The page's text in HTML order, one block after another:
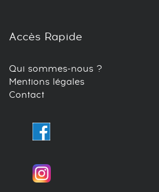
Accès Rapide
Qui sommes-nous ?
Mentions légales
Contact